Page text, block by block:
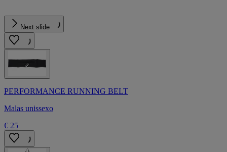
Next slide
PERFORMANCE RUNNING BELT
Malas unissexo
€ 25